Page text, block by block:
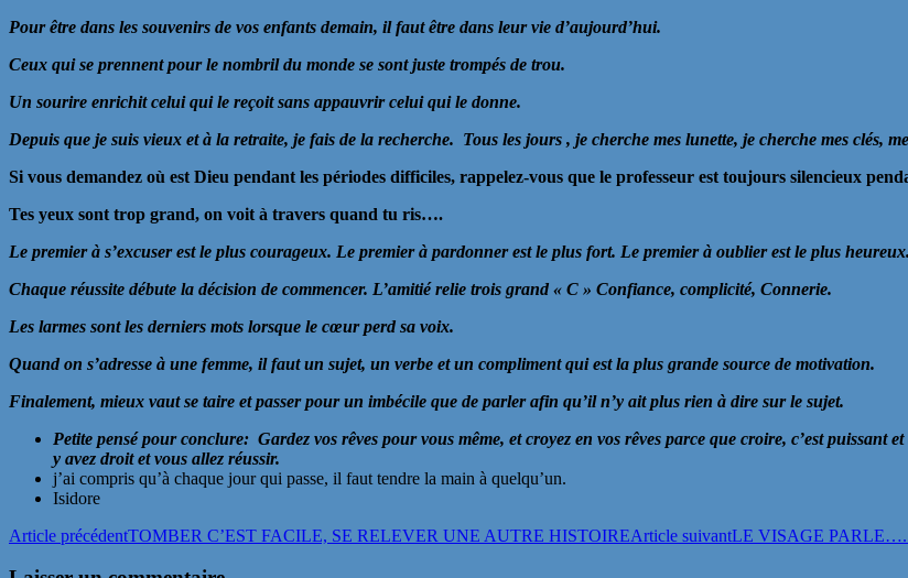
Pour être dans les souvenirs de vos enfants demain, il faut être dans leur vie d’aujourd’hui.
Ceux qui se prennent pour le nombril du monde se sont juste trompés de trou.
Un sourire enrichit celui qui le reçoit sans appauvrir celui qui le donne.
Depuis que je suis vieux et à la retraite, je fais de la recherche. Tous les jours , je cherche mes lunette, je cherche mes clés,
Si vous demandez où est Dieu pendant les périodes difficiles, rappelez-vous que le professeur est toujours silencieux
Tes yeux sont trop grand, on voit à travers quand tu ris….
Le premier à s’excuser est le plus courageux. Le premier à pardonner est le plus fort. Le premier à oublier est le plus heureux.
Chaque réussite débute la décision de commencer. L’amitié relie trois grand « C » Confiance, complicité, Connerie.
Les larmes sont les derniers mots lorsque le cœur perd sa voix.
Quand on s’adresse à une femme, il faut un sujet, un verbe et un compliment qui est la plus grande source de motivation.
Finalement, mieux vaut se taire et passer pour un imbécile que de parler afin qu’il n’y ait plus rien à dire sur le sujet.
Petite pensé pour conclure: Gardez vos rêves pour vous même, et croyez en vos rêves parce que croire, c’est puissant
y avez droit et vous allez réussir.
j’ai compris qu’à chaque jour qui passe, il faut tendre la main à quelqu’un.
Isidore
Navigation
des
Article précédentTOMBER C’EST FACILE, SE RELEVER UNE AUTRE HISTOIREArticle suivantLE VISAGE